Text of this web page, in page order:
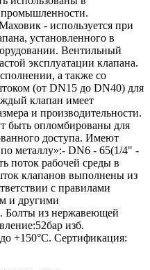
- используется при
установленного в
Вентильный
эксплуатации клапана.
а также со
(от DN15 до DN40) для
клапан имеет
и производительности.
быть опломбированы для
доступа. Имеют
металлу»:- DN6 - 65(1/4" -
поток рабочей среды в
клапанов выполнены из
с правилами
и другими
Болты из нержавеющей
изб.
+150°C. Сертификация: